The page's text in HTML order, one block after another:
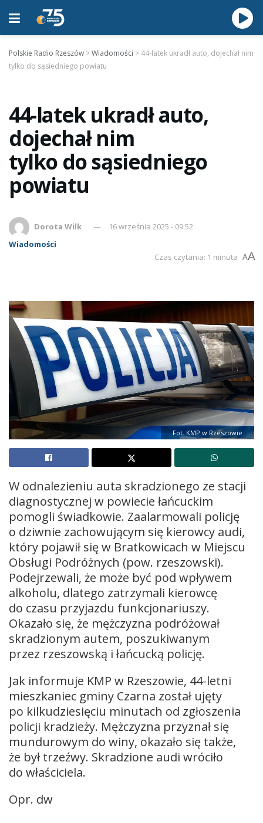
Polskie Radio Rzeszów >Wiadomości > 44-latek ukradł auto, dojechał nim
tylko do sąsiedniego powiatu
44-latek ukradł auto,
dojechał nim
tylko do sąsiedniego
powiatu
Dorota Wilk
16 września 2025 - 09:52
Wiadomości
Czas czytania: 1 minuta AA
Fot. KMP w Rzeszowie
W odnalezieniu auta skradzionego ze stacji
diagnostycznej w powiecie łańcuckim
pomogli świadkowie. Zaalarmowali policję
o dziwnie zachowującym się kierowcy audi,
który pojawił się w Bratkowicach w Miejscu
Obsługi Podróżnych (pow. rzeszowski).
Podejrzewali, że może być pod wpływem
alkoholu, dlatego zatrzymali kierowcę
do czasu przyjazdu funkcjonariuszy.
Okazało się, że mężczyzna podróżował
skradzionym autem, poszukiwanym
przez rzeszowską i łańcucką policję.
Jak informuje KMP w Rzeszowie, 44-letni
mieszkaniec gminy Czarna został ujęty
po kilkudziesięciu minutach od zgłoszenia
policji kradzieży. Mężczyzna przyznał się
mundurowym do winy, okazało się także,
że był trzeźwy. Skradzione audi wróciło
do właściciela.
Opr. dw